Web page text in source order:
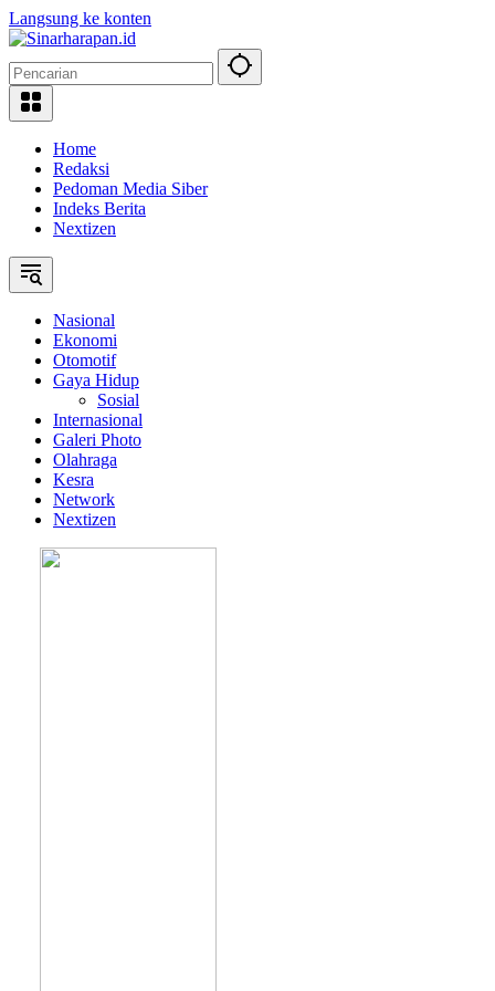
Langsung ke konten
Home
Redaksi
Pedoman Media Siber
Indeks Berita
Nextizen
Nasional
Ekonomi
Otomotif
Gaya Hidup
Sosial
Internasional
Galeri Photo
Olahraga
Kesra
Network
Nextizen